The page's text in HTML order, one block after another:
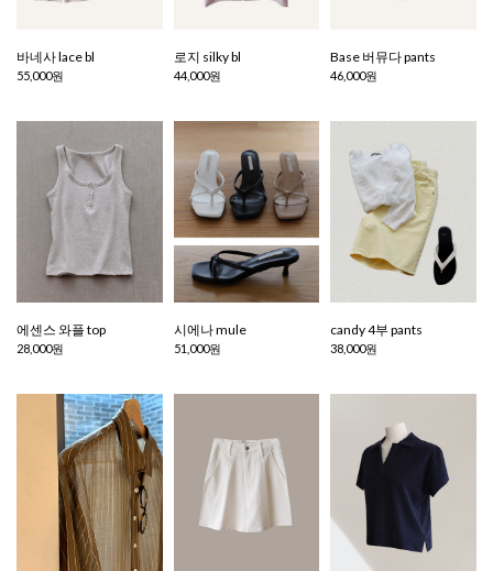
바네사 lace bl
55,000원
로지 silky bl
44,000원
Base 버뮤다 pants
46,000원
에센스 와플 top
28,000원
시에나 mule
51,000원
candy 4부 pants
38,000원